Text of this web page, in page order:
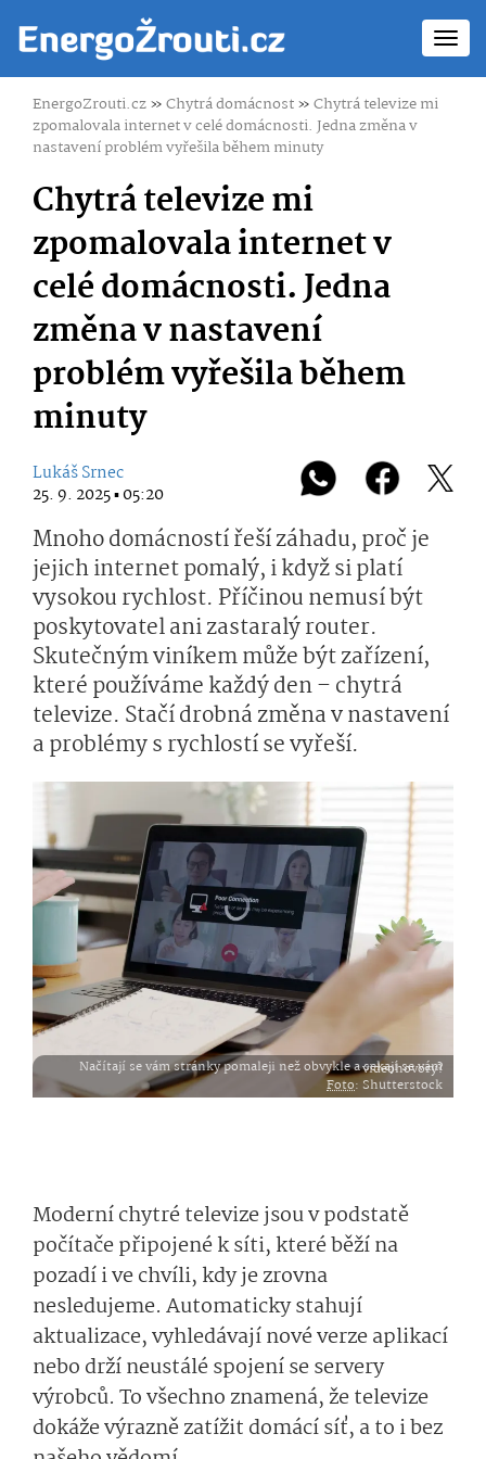
EnergoZrouti.cz»Chytrá domácnost»Chytrá televize mi
zpomalovala internet v celé domácnosti. Jedna změna v
nastavení problém vyřešila během minuty
Chytrá televize mi
zpomalovala internet v
celé domácnosti. Jedna
změna v nastavení
problém vyřešila během
minuty
Lukáš Srnec
25. 9. 2025 ▪ 05:20
Mnoho domácností řeší záhadu, proč je
jejich internet pomalý, i když si platí
vysokou rychlost. Příčinou nemusí být
poskytovatel ani zastaralý router.
Skutečným viníkem může být zařízení,
které používáme každý den – chytrá
televize. Stačí drobná změna v nastavení
a problémy s rychlostí se vyřeší.
Načítají se vám stránky pomaleji než obvykle a sekají se vám videohovory?
Foto: Shutterstock
Moderní chytré televize jsou v podstatě
počítače připojené k síti, které běží na
pozadí i ve chvíli, kdy je zrovna
nesledujeme. Automaticky stahují
aktualizace, vyhledávají nové verze aplikací
nebo drží neustálé spojení se servery
výrobců. To všechno znamená, že televize
dokáže výrazně zatížit domácí síť, a to i bez